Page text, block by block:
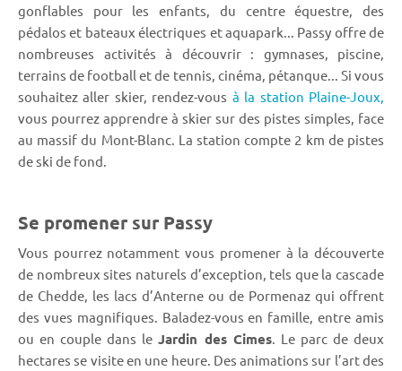
gonflables pour les enfants, du centre équestre, des
pédalos et bateaux électriques et aquapark... Passy offre de
nombreuses activités à découvrir : gymnases, piscine,
terrains de football et de tennis, cinéma, pétanque... Si vous
souhaitez aller skier, rendez-vous à la station Plaine-Joux,
vous pourrez apprendre à skier sur des pistes simples, face
au massif du Mont-Blanc. La station compte 2 km de pistes
de ski de fond.
Se promener sur Passy
Vous pourrez notamment vous promener à la découverte
de nombreux sites naturels d’exception, tels que la cascade
de Chedde, les lacs d’Anterne ou de Pormenaz qui offrent
des vues magnifiques. Baladez-vous en famille, entre amis
ou en couple dans le Jardin des Cimes. Le parc de deux
hectares se visite en une heure. Des animations sur l’art des